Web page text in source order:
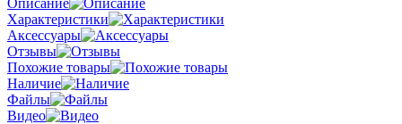
Характеристики
Аксессуары
Отзывы
Похожие товары
Наличие
Файлы
Видео